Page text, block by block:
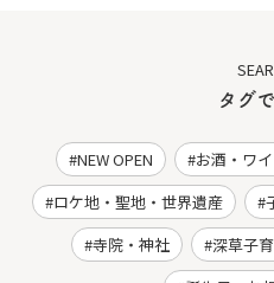
タグ
NEW OPEN お酒・ワ
ロケ地・聖地・世界遺産
寺院・神社
深草子